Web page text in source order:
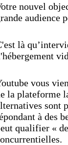
nouvel
audience
là
vous
la plateforme
sont
à des
qualifier «